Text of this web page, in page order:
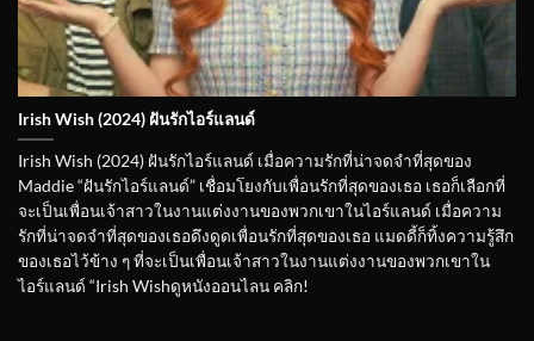
Irish Wish (2024) ฝันรักไอร์แลนด์
Irish Wish (2024) ฝันรักไอร์แลนด์ เมื่อความรักที่น่าจดจำที่สุดของ
Maddie “ฝันรักไอร์แลนด์” เชื่อมโยงกับเพื่อนรักที่สุดของเธอ เธอก็เลือกที่
จะเป็นเพื่อนเจ้าสาวในงานแต่งงานของพวกเขาในไอร์แลนด์ เมื่อความ
รักที่น่าจดจำที่สุดของเธอดึงดูดเพื่อนรักที่สุดของเธอ แมดดี้ก็ทิ้งความรู้สึก
ของเธอไว้ข้าง ๆ ที่จะเป็นเพื่อนเจ้าสาวในงานแต่งงานของพวกเขาใน
ไอร์แลนด์ “Irish Wishดูหนังออนไลน คลิก!